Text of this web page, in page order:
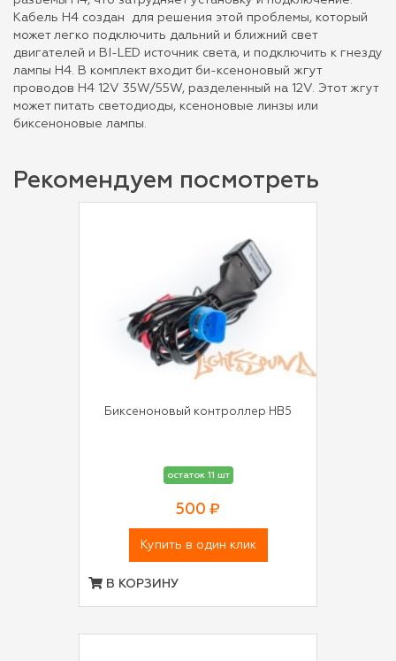
Кабель H4 создан для решения этой проблемы, который
может легко подключить дальний и ближний свет
двигателей и BI-LED источник света, и подключить к гнезду
лампы H4. В комплект входит би-ксеноновый жгут
проводов H4 12V 35W/55W, разделенный на 12V. Этот жгут
может питать светодиоды, ксеноновые линзы или
биксеноновые лампы.
Рекомендуем посмотреть
Биксеноновый контроллер HB5
остаток 11 шт
500 ₽
Купить в один клик
В КОРЗИНУ